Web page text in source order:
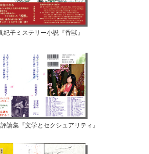
紀子ミステリー小説『香獣』
論集『文学とセクシュアリティ』